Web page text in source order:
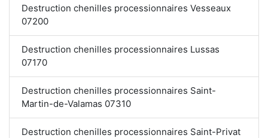
Destruction chenilles processionnaires Vesseaux
07200
Destruction chenilles processionnaires Lussas
07170
Destruction chenilles processionnaires Saint-
Martin-de-Valamas 07310
Destruction chenilles processionnaires Saint-Privat